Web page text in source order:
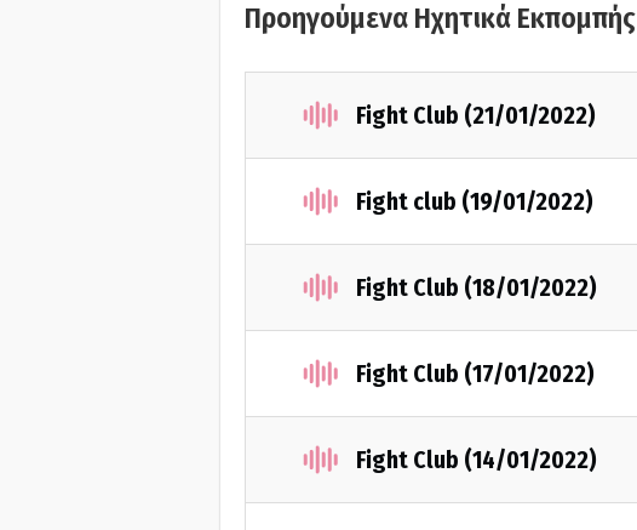
Προηγούμενα Ηχητικά Εκπομπής
Fight Club (21/01/2022)
Fight club (19/01/2022)
Fight Club (18/01/2022)
Fight Club (17/01/2022)
Fight Club (14/01/2022)